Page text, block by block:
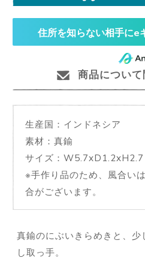
住所を知らない相手にe
商品につい
生産国：インドネシア
素材：真鍮
サイズ：W5.7xD1.2xH2.7
※手作り品のため、風合い
合がございます。
真鍮のにぶいきらめきと、
し取っ手。